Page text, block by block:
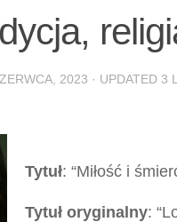
2023 · UPDATED 3
Tytuł: “Miłość i
Tytuł oryginalny: